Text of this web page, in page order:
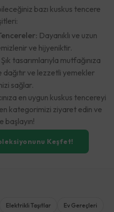
bazı kuskus tencere
Dayanıklı ve uzun
ve hijyeniktir.
Şık tasarımlarıyla mutfağınıza
dağıtır ve lezzetli yemekler
sağlar.
en uygun kuskus tencereyi
kategorimizi ziyaret edin ve
başlayın!
Keşfet!
Elektrikli Taşıtlar Ev Gereçleri